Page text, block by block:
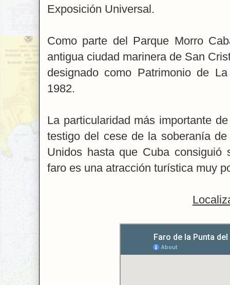
Exposición Universal.
Como parte del Parque Morro
antigua ciudad marinera de San
designado como Patrimonio de
1982.
La particularidad más importante
testigo del cese de la soberanía
Unidos hasta que Cuba consiguió
faro es una atracción turística muy